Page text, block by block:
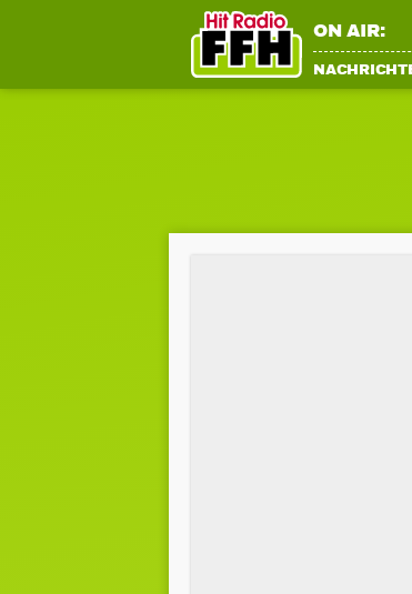
ON AIR: